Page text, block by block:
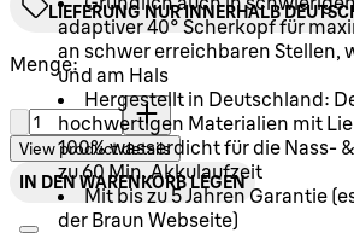
adaptiver 40° Scherkopf für
an schwer erreichbaren Stellen,
und am Hals
Hergestellt in Deutschland:
hochwertigen Materialien mit
100% wasserdicht für die Nass-
zu 60 Min. Akkulaufzeit
Mit bis zu 5 Jahren Garantie
der Braun Webseite)
LIEFERUNG NUR INNERHALB
Menge:
Menge:
View product details
IN DEN WARENKORB LEGEN